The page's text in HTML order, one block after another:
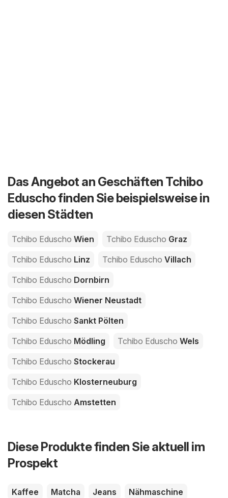
Das Angebot an Geschäften Tchibo
Eduscho finden Sie beispielsweise in
diesen Städten
Tchibo Eduscho Wien Tchibo Eduscho Graz
Tchibo Eduscho Linz Tchibo Eduscho Villach
Tchibo Eduscho Dornbirn
Tchibo Eduscho Wiener Neustadt
Tchibo Eduscho Sankt Pölten
Tchibo Eduscho Mödling Tchibo Eduscho Wels
Tchibo Eduscho Stockerau
Tchibo Eduscho Klosterneuburg
Tchibo Eduscho Amstetten
Diese Produkte finden Sie aktuell im
Prospekt
Kaffee Matcha Jeans
Nähmaschine